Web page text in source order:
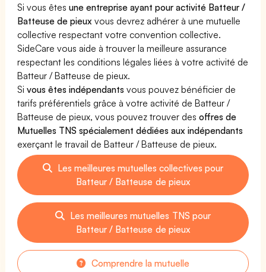
Si vous êtesune entreprise ayant pour activité Batteur /
Batteuse de pieux vous devrez adhérer à une mutuelle
collective respectant votre convention collective.
SideCare vous aide à trouver la meilleure assurance
respectant les conditions légales liées à votre activité de
Batteur / Batteuse de pieux.
Sivous êtes indépendants vous pouvez bénéficier de
tarifs préférentiels grâce à votre activité de Batteur /
Batteuse de pieux, vous pouvez trouver desoffres de
Mutuelles TNS spécialement dédiées aux indépendants
exerçant le travail de Batteur / Batteuse de pieux.
Les meilleures mutuelles collectives pour
Batteur / Batteuse de pieux
Les meilleures mutuelles TNS pour
Batteur / Batteuse de pieux
Comprendre la mutuelle